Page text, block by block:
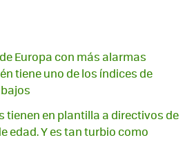
Europa con más alarmas
tiene uno de los índices de
tienen en plantilla a directivos de
edad. Y es tan turbio como